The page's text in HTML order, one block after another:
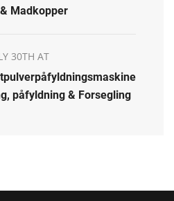
Madkopper
30TH AT
påfyldning & Forsegling